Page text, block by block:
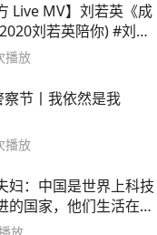
Live MV】刘若英《成
刘若英陪你) #刘若
全
播放
察节丨我依然是我
播放
妇：中国是世界上科技
的国家，他们生活在